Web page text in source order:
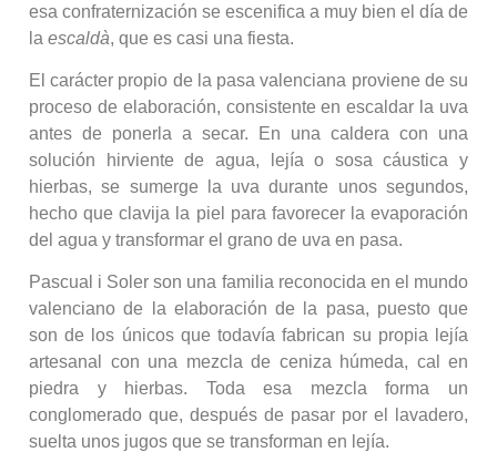
esa confraternización se escenifica a muy bien el día de
la escaldà, que es casi una fiesta.
El carácter propio de la pasa valenciana proviene de su
proceso de elaboración, consistente en escaldar la uva
antes de ponerla a secar. En una caldera con una
solución hirviente de agua, lejía o sosa cáustica y
hierbas, se sumerge la uva durante unos segundos,
hecho que clavija la piel para favorecer la evaporación
del agua y transformar el grano de uva en pasa.
Pascual i Soler son una familia reconocida en el mundo
valenciano de la elaboración de la pasa, puesto que
son de los únicos que todavía fabrican su propia lejía
artesanal con una mezcla de ceniza húmeda, cal en
piedra y hierbas. Toda esa mezcla forma un
conglomerado que, después de pasar por el lavadero,
suelta unos jugos que se transforman en lejía.